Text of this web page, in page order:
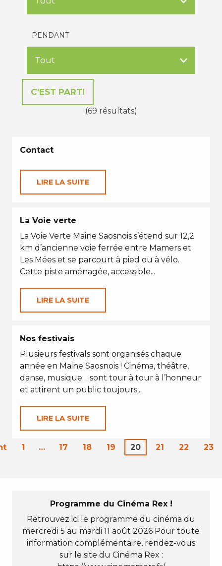
PENDANT
(69 résultats)
Contact
LIRE LA SUITE
PETITES VACANCES
La Voie verte
La Voie Verte Maine Saosnois s’étend sur 12,2
km d’ancienne voie ferrée entre Mamers et
Les Mées et se parcourt à pied ou à vélo.
Cette piste aménagée, accessible...
LIRE LA SUITE
EN TOUTES SAISONS
Nos festivals
Plusieurs festivals sont organisés chaque
année en Maine Saosnois ! Cinéma, théâtre,
danse, musique… sont tour à tour à l’honneur
et attirent un public toujours...
LIRE LA SUITE
1 … 17 18 19 20 21 22 23
Programme du Cinéma Rex !
Retrouvez ici le programme du cinéma du
mercredi 5 au mardi 11 août 2026 Pour toute
information complémentaire, rendez-vous
sur le site du Cinéma Rex :